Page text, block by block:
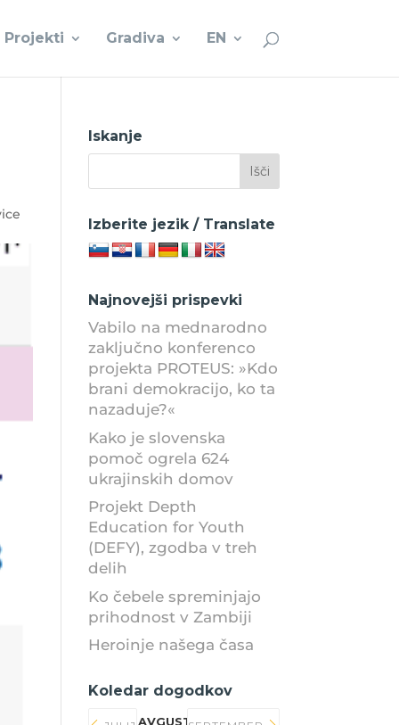
Projekti Gradiva EN
Iskanje
Izberite jezik / Translate
Najnovejši prispevki
Vabilo na mednarodno
zaključno konferenco
projekta PROTEUS: »Kdo
brani demokracijo, ko ta
nazaduje?«
Kako je slovenska
pomoč ogrela 624
ukrajinskih domov
Projekt Depth
Education for Youth
(DEFY), zgodba v treh
delih
Ko čebele spreminjajo
prihodnost v Zambiji
Heroinje našega časa
Koledar dogodkov
AVGUST 2026